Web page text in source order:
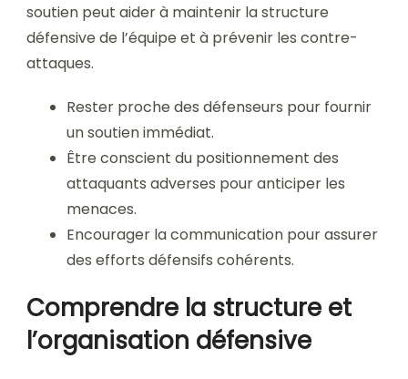
soutien peut aider à maintenir la structure
défensive de l’équipe et à prévenir les contre-
attaques.
Rester proche des défenseurs pour fournir
un soutien immédiat.
Être conscient du positionnement des
attaquants adverses pour anticiper les
menaces.
Encourager la communication pour assurer
des efforts défensifs cohérents.
Comprendre la structure et
l’organisation défensive